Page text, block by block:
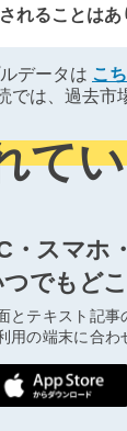
れることはあ
データは こ
では、過去市
て
・スマホ
つでもど
とテキスト記事
用の端末に合わ